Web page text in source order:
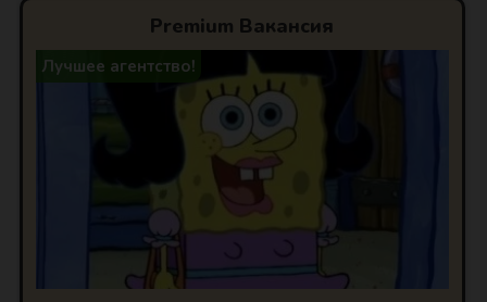
Premium Вакансия
Лучшее агентство!